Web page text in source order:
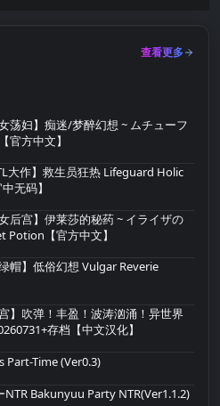
查看更多
荡妇】痴迷/梦醉幻想 ~ ムチューフ
官方中文】
大作】救生员狂热 Lifeguard Holic
无码】
后宫】伊莱莎的秘药 ~ イライザの
Potion【官方中文】
帽】低俗幻想 Vulgar Reverie
】吹弹！丰盈！波涛汹涌！异世界
存档【中文汉化】
Part-Time (Ver0.3)
[AI] 爆乳パーティーNTR Bakunyuu Party NTR(Ver1.1.2)